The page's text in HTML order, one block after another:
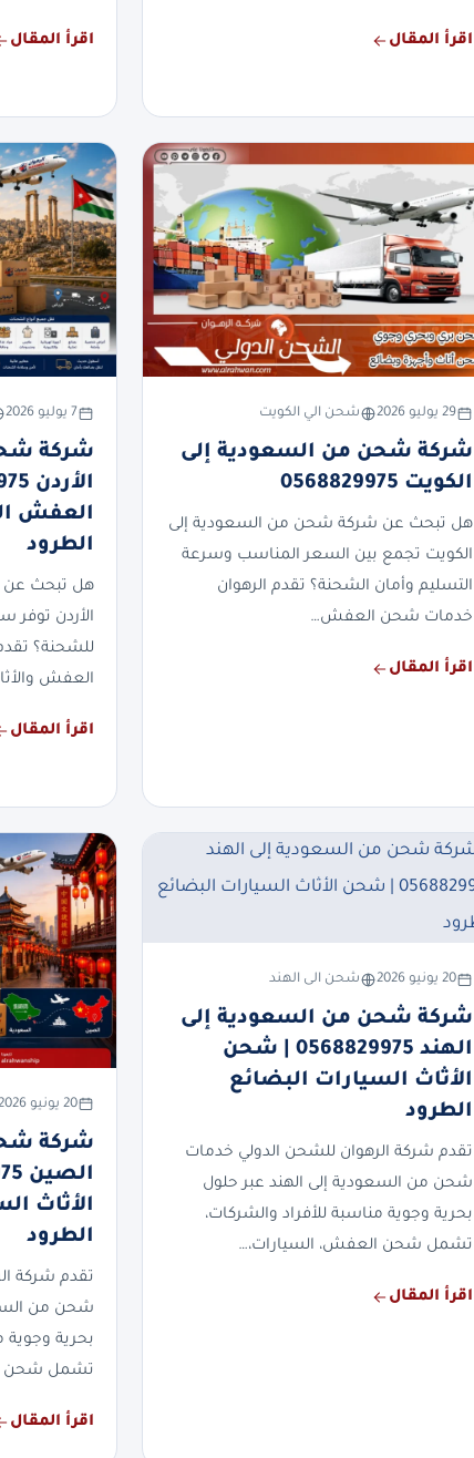
اقرأ المقال اقرأ المقال
29 يوليو 2026 شحن الي الكويت
شركة شحن من السعودية إلى
الكويت 0568829975
هل تبحث عن شركة شحن من السعودية إلى
الكويت تجمع بين السعر المناسب وسرعة
التسليم وأمان الشحنة؟ تقدم الرهوان
خدمات شحن العفش…
اقرأ المقال
7 يوليو 2026
شركة
العفش
الطرود
هل تبحث عن
الأردن توفر
للشحنة؟
العفش
اقرأ المقال
20 يونيو 2026 شحن الى الهند
شركة شحن من السعودية إلى
الهند 0568829975 | شحن
الأثاث السيارات البضائع
الطرود
تقدم شركة الرهوان للشحن الدولي خدمات
شحن من السعودية إلى الهند عبر حلول
بحرية وجوية مناسبة للأفراد والشركات،
تشمل شحن العفش، السيارات،…
اقرأ المقال
20 يونيو 2026
شركة
الأثاث
الطرود
تقدم شركة
شحن من
بحرية وجوية
تشمل شحن
اقرأ المقال